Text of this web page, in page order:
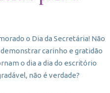
o Dia da Secretária! Não
carinho e gratidão
o dia a dia do escritório
não é verdade?